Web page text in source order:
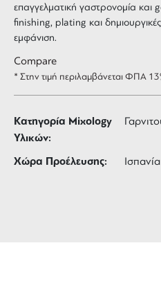
επαγγελματική γαστρονομία και
finishing, plating και
εμφάνιση.
Compare
* Στην τιμή περιλαμβάνεται ΦΠΑ
Κατηγορία Mixology
Υλικών:
Χώρα Προέλευσης: Ισπανία